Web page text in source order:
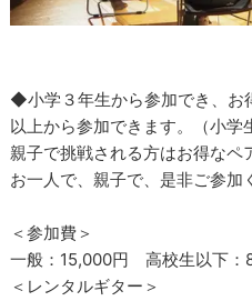
◆小学３年生から参加でき、お
以上から参加できます。（小学
親子で挑戦される方はお得なペ
お一人で、親子で、是非ご参加
＜参加費＞
一般：15,000円 高校生以下
＜レンタルギター＞